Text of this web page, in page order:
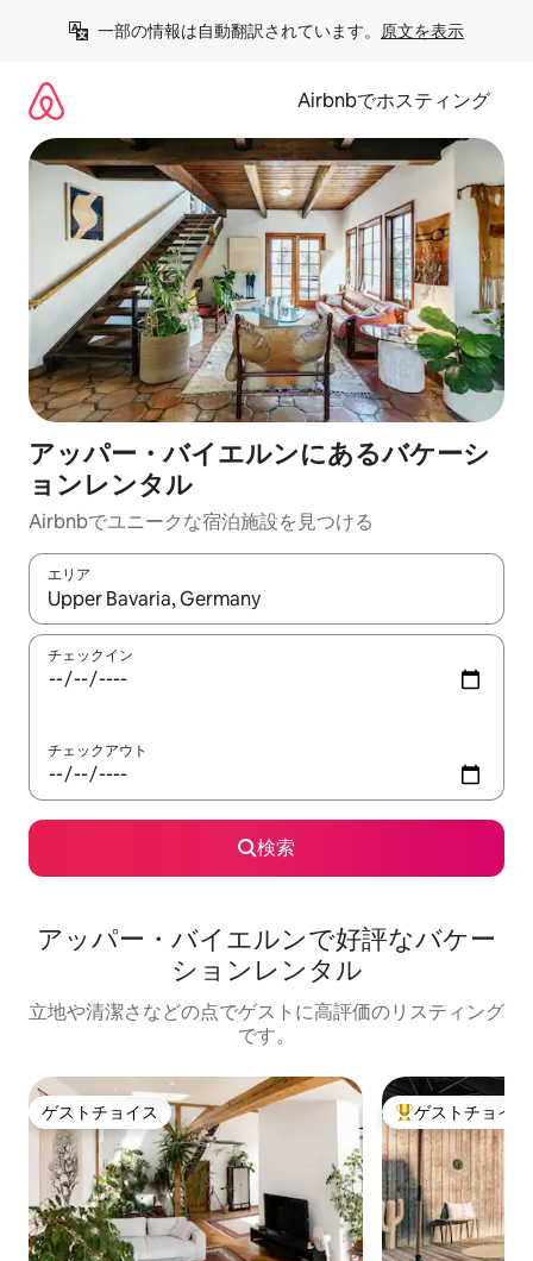
一部の情報は自動翻訳されています。 原文を表示
Airbnbでホスティング
アッパー・バイエルンにあるバケーシ
ョンレンタル
Airbnbでユニークな宿泊施設を見つける
エリア
検索結果が表示されたら、上下の矢印キーを使って移動するか
チェックイン
チェックアウト
検索
アッパー・バイエルンで好評なバケー
ションレンタル
立地や清潔さなどの点でゲストに高評価のリスティング
です。
ゲストチョイス
ゲストチョイス 大好評のゲスト
ゲストチョイス